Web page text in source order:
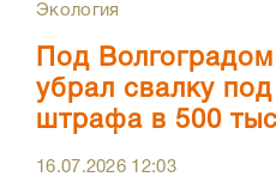
Экология
Под
убрал свалку
штрафа в 500
16.07.2026 12:03